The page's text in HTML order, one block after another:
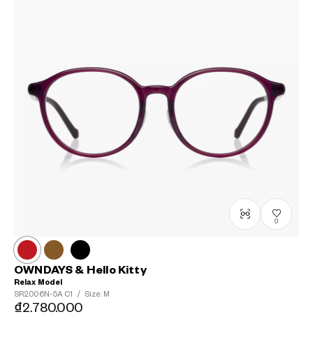
0
OWNDAYS & Hello Kitty
Relax Model
SR2006N-5A C1 / Size: M
₫2.780.000